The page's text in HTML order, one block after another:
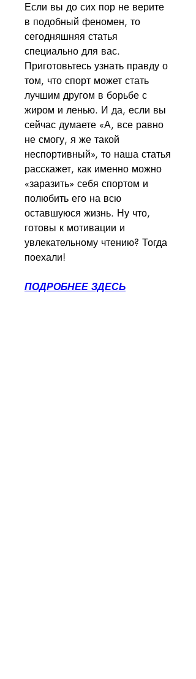
Если вы до сих пор не верите
в подобный феномен, то
сегодняшняя статья
специально для вас.
Приготовьтесь узнать правду о
том, что спорт может стать
лучшим другом в борьбе с
жиром и ленью. И да, если вы
сейчас думаете «А, все равно
не смогу, я же такой
неспортивный», то наша статья
расскажет, как именно можно
«заразить» себя спортом и
полюбить его на всю
оставшуюся жизнь. Ну что,
готовы к мотивации и
увлекательному чтению? Тогда
поехали!
ПОДРОБНЕЕ ЗДЕСЬ